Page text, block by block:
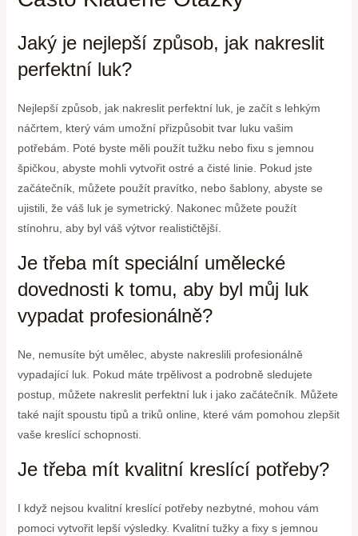
Jaký je nejlepší způsob, jak nakreslit
perfektní luk?
Nejlepší způsob, jak nakreslit perfektní luk, je začít s lehkým
náčrtem, který vám umožní přizpůsobit tvar luku vašim
potřebám. Poté byste měli použít tužku nebo fixu s jemnou
špičkou, abyste mohli vytvořit ostré a čisté linie. Pokud jste
začátečník, můžete použít pravítko, nebo šablony, abyste se
ujistili, že váš luk je symetrický. Nakonec můžete použít
stínohru, aby byl váš výtvor realističtější.
Je třeba mít speciální umělecké
dovednosti k tomu, aby byl můj luk
vypadat profesionálně?
Ne, nemusíte být umělec, abyste nakreslili profesionálně
vypadající luk. Pokud máte trpělivost a podrobně sledujete
postup, můžete nakreslit perfektní luk i jako začátečník. Můžete
také najít spoustu tipů a triků online, které vám pomohou zlepšit
vaše kreslící schopnosti.
Je třeba mít kvalitní kreslící potřeby?
I když nejsou kvalitní kreslící potřeby nezbytné, mohou vám
pomoci vytvořit lepší výsledky. Kvalitní tužky a fixy s jemnou